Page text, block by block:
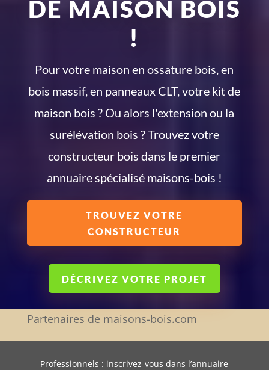
DE MAISON BOIS
!
Pour votre maison en ossature bois, en
bois massif, en panneaux CLT, votre kit de
maison bois ? Ou alors l'extension ou la
surélévation bois ? Trouvez votre
constructeur bois dans le premier
annuaire spécialisé maisons-bois !
TROUVEZ VOTRE
CONSTRUCTEUR
DÉCRIVEZ VOTRE PROJET
Partenaires de maisons-bois.com
Professionnels : inscrivez-vous dans l’annuaire